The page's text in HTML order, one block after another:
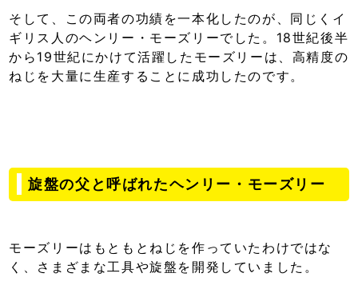
そして、この両者の功績を一本化したのが、同じくイ
ギリス人のヘンリー・モーズリーでした。18世紀後半
から19世紀にかけて活躍したモーズリーは、高精度の
ねじを大量に生産することに成功したのです。
旋盤の父と呼ばれたヘンリー・モーズリー
モーズリーはもともとねじを作っていたわけではな
く、さまざまな工具や旋盤を開発していました。